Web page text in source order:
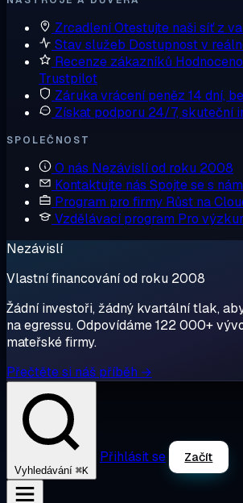
ZrcadleníOtestujte naši síť z
Stav služeb Dostupnost v
Recenze zákazníků
Trustpilot
Záruka vrácení peněz 14 dní,
Získat podporu 24/7, skuteční
SPOLEČNOST
O nás Nezávislí od roku 2008
Kontaktujte nás Spojte se s
Program pro firmy Růst na
Vzdělávací program Pro
Nezávislí
Vlastní financování od roku 2008
Žádní investoři, žádný kvartální tlak,
na egressu. Odpovídáme 122 000+
mateřské firmy.
Přečtěte si náš příběh →
Vyhledávání ⌘K
Přihlásit se Začít